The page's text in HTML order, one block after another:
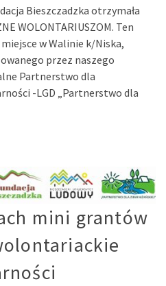
Bieszczadzka otrzymała
WOLONTARIUSZOM. Ten
w Walinie k/Niska,
przez naszego
Partnerstwo dla
-LGD „Partnerstwo dla
mini grantów